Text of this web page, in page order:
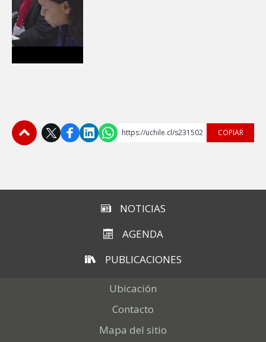
https://uchile.cl/s231502 COPIAR
NOTICIAS
AGENDA
PUBLICACIONES
Ubicación
Contacto
Mapa del sitio